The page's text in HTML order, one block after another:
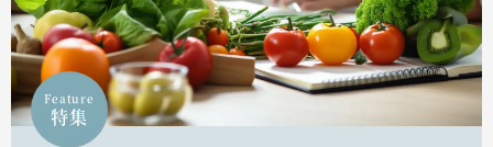
Feature
特集